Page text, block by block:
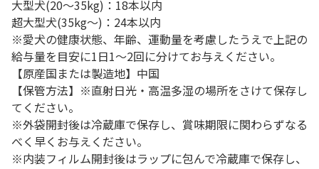
大型犬(20～35kg)：18本以内
超大型犬(35kg～)：24本以内
※愛犬の健康状態、年齢、運動量を考慮したうえで上記の
給与量を目安に1日1～2回に分けてお与えください。
【原産国または製造地】中国
【保管方法】※直射日光・高温多湿の場所をさけて保存し
てください。
※外袋開封後は冷蔵庫で保存し、賞味期限に関わらずなる
べく早くお与えください。
※内装フィルム開封後はラップに包んで冷蔵庫で保存し、